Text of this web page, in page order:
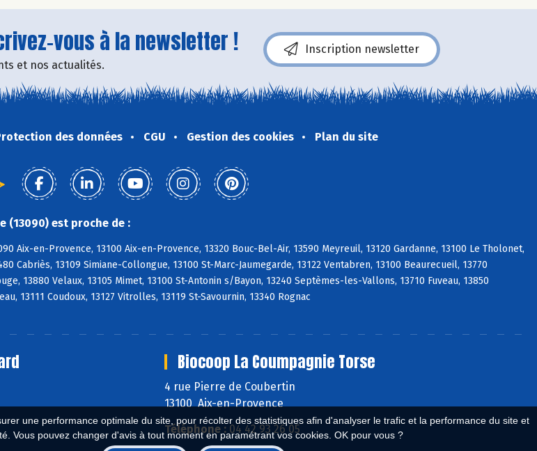
une performance optimale du site, pour récolter des statistiques afin d'analyser le trafic et la performance du site et
Vous pouvez changer d'avis à tout moment en paramétrant vos cookies. OK pour vous ?
vous à la newsletter !
et nos actualités.
Inscription newsletter
des données CGU Gestion des cookies Plan du site
(13090) est proche de :
Aix-en-Provence, 13100 Aix-en-Provence, 13320 Bouc-Bel-Air, 13590 Meyreuil, 13120 Gardanne, 13100 Le Tholonet,
Cabriès, 13109 Simiane-Collongue, 13100 St-Marc-Jaumegarde, 13122 Ventabren, 13100 Beaurecueil, 13770
13880 Velaux, 13105 Mimet, 13100 St-Antonin s/Bayon, 13240 Septèmes-les-Vallons, 13710 Fuveau, 13850
13111 Coudoux, 13127 Vitrolles, 13119 St-Savournin, 13340 Rognac
Biocoop La Coumpagnie Torse
4 rue Pierre de Coubertin
13100 Aix-en-Provence
Téléphone :04 42 93 26 05